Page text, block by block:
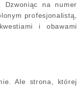
na numer
profesjonalistą,
i obawami
Ale strona, której